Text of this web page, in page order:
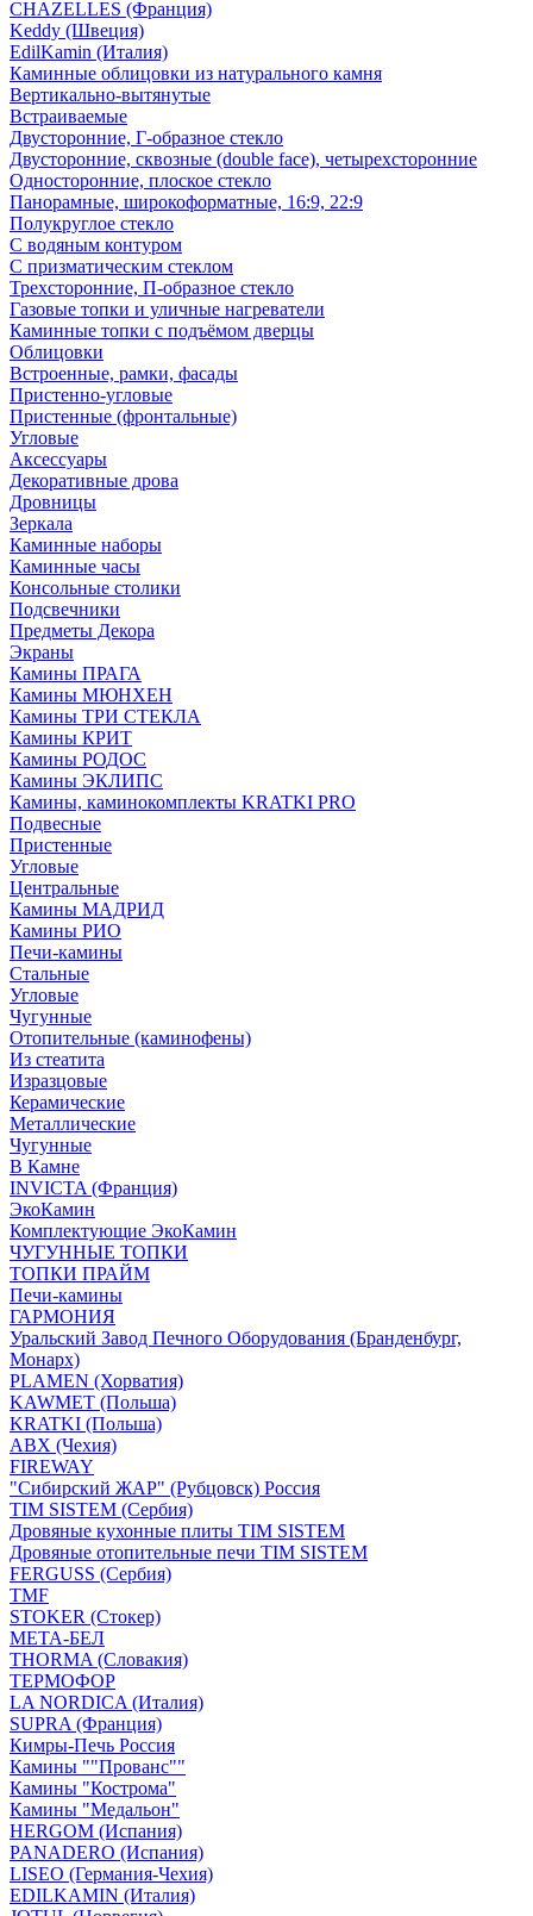
CHAZELLES (Франция)
Keddy (Швеция)
EdilKamin (Италия)
Каминные облицовки из натурального камня
Вертикально-вытянутые
Встраиваемые
Двусторонние, Г-образное стекло
Двусторонние, сквозные (double face), четырехсторонние
Односторонние, плоское стекло
Панорамные, широкоформатные, 16:9, 22:9
Полукруглое стекло
С водяным контуром
С призматическим стеклом
Трехсторонние, П-образное стекло
Газовые топки и уличные нагреватели
Каминные топки с подъёмом дверцы
Облицовки
Встроенные, рамки, фасады
Пристенно-угловые
Пристенные (фронтальные)
Угловые
Аксессуары
Декоративные дрова
Дровницы
Зеркала
Каминные наборы
Каминные часы
Консольные столики
Подсвечники
Предметы Декора
Экраны
Камины ПРАГА
Камины МЮНХЕН
Камины ТРИ СТЕКЛА
Камины КРИТ
Камины РОДОС
Камины ЭКЛИПС
Камины, каминокомплекты KRATKI PRO
Подвесные
Пристенные
Угловые
Центральные
Камины МАДРИД
Камины РИО
Печи-камины
Стальные
Угловые
Чугунные
Отопительные (каминофены)
Из стеатита
Изразцовые
Керамические
Металлические
Чугунные
В Камне
INVICTA (Франция)
ЭкоКамин
Комплектующие ЭкоКамин
ЧУГУННЫЕ ТОПКИ
ТОПКИ ПРАЙМ
Печи-камины
ГАРМОНИЯ
Уральский Завод Печного Оборудования (Бранденбург,
Монарх)
PLAMEN (Хорватия)
KAWMET (Польша)
KRATKI (Польша)
ABX (Чехия)
FIREWAY
"Сибирский ЖАР" (Рубцовск) Россия
TIM SISTEM (Сербия)
Дровяные кухонные плиты TIM SISTEM
Дровяные отопительные печи TIM SISTEM
FERGUSS (Сербия)
TMF
STOKER (Стокер)
МЕТА-БЕЛ
THORMA (Словакия)
ТЕРМОФОР
LA NORDICA (Италия)
SUPRA (Франция)
Кимры-Печь Россия
Камины ""Прованс""
Камины "Кострома"
Камины "Медальон"
HERGOM (Испания)
PANADERO (Испания)
LISEO (Германия-Чехия)
EDILKAMIN (Италия)